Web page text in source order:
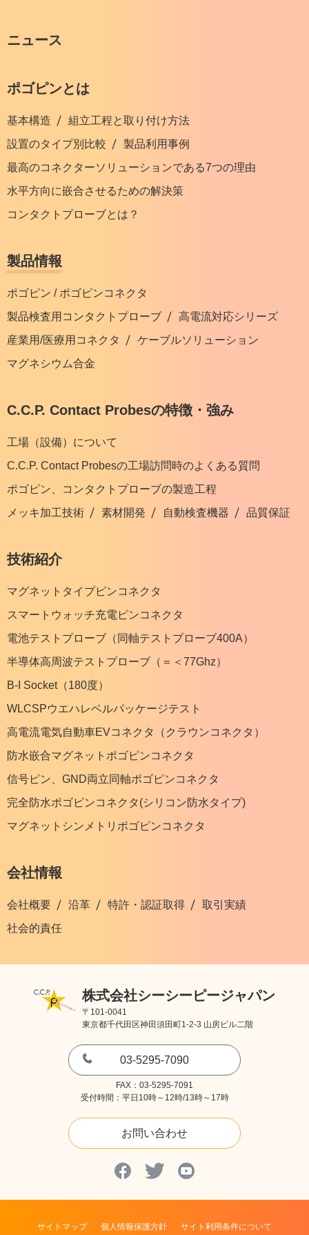
ニュース
ポゴピンとは
基本構造
組立工程と取り付け方法
設置のタイプ別比較
製品利用事例
最高のコネクターソリューションである7つの理由
水平方向に嵌合させるための解決策
コンタクトプローブとは？
製品情報
ポゴピン / ポゴピンコネクタ
製品検査用コンタクトプローブ
高電流対応シリーズ
産業用/医療用コネクタ
ケーブルソリューション
マグネシウム合金
C.C.P. Contact Probesの特徴・強み
工場（設備）について
C.C.P. Contact Probesの工場訪問時のよくある質問
ポゴピン、コンタクトプローブの製造工程
メッキ加工技術
素材開発 自動検査機器 品質保証
技術紹介
マグネットタイプピンコネクタ
スマートウォッチ充電ピンコネクタ
電池テストプローブ（同軸テストプローブ400A）
半導体高周波テストプローブ（＝＜77Ghz）
B-I Socket（180度）
WLCSPウエハレベルパッケージテスト
高電流電気自動車EVコネクタ（クラウンコネクタ）
防水嵌合マグネットポゴピンコネクタ
信号ピン、GND両立同軸ポゴピンコネクタ
完全防水ポゴピンコネクタ(シリコン防水タイプ)
マグネットシンメトリポゴピンコネクタ
会社情報
会社概要 沿革 特許・認証取得
取引実績
社会的責任
株式会社シーシーピージャパン
〒101-0041
東京都千代田区神田須田町1-2-3 山房ビル二階
03-5295-7090
FAX：03-5295-7091
受付時間：平日10時～12時/13時～17時
お問い合わせ
サイトマップ 個人情報保護方針 サイト利用条件について